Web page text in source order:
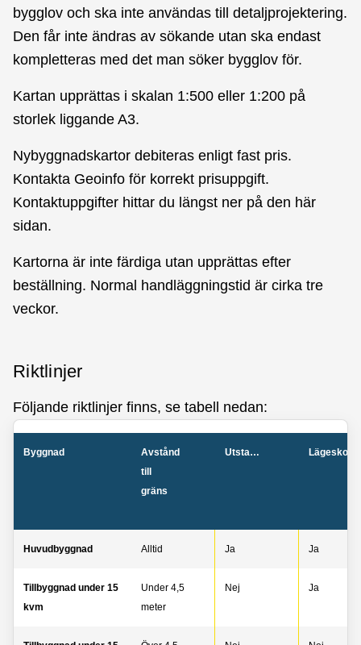
bygglov och ska inte användas till detaljprojektering.
Den får inte ändras av sökande utan ska endast
kompletteras med det man söker bygglov för.
Kartan upprättas i skalan 1:500 eller 1:200 på
storlek liggande A3.
Nybyggnadskartor debiteras enligt fast pris.
Kontakta Geoinfo för korrekt prisuppgift.
Kontaktuppgifter hittar du längst ner på den här
sidan.
Kartorna är inte färdiga utan upprättas efter
beställning. Normal handläggningstid är cirka tre
veckor.
Riktlinjer
Följande riktlinjer finns, se tabell nedan:
Byggnad
Avstånd
till
gräns
Utstakning
Huvudbyggnad Alltid Ja Ja
Tillbyggnad under 15
kvm
Under 4,5
meter
Nej Ja